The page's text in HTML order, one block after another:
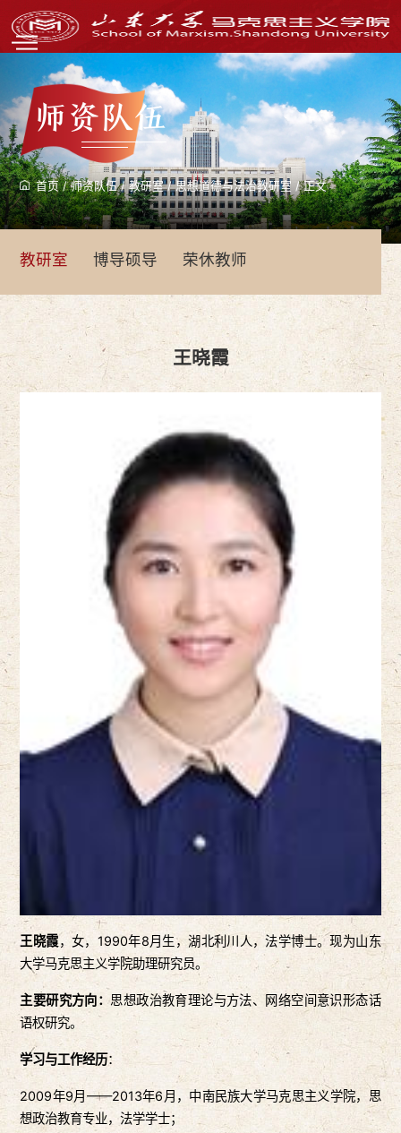
师资队伍
首页/师资队伍/教研室/思想道德与法治教研室 /正文
教研室 博导硕导 荣休教师
王晓霞
王晓霞，女，1990年8月生，湖北利川人，法学博士。现为山东
大学马克思主义学院助理研究员。
主要研究方向：思想政治教育理论与方法、网络空间意识形态话
语权研究。
学习与工作经历：
2009年9月——2013年6月，中南民族大学马克思主义学院，思
想政治教育专业，法学学士；